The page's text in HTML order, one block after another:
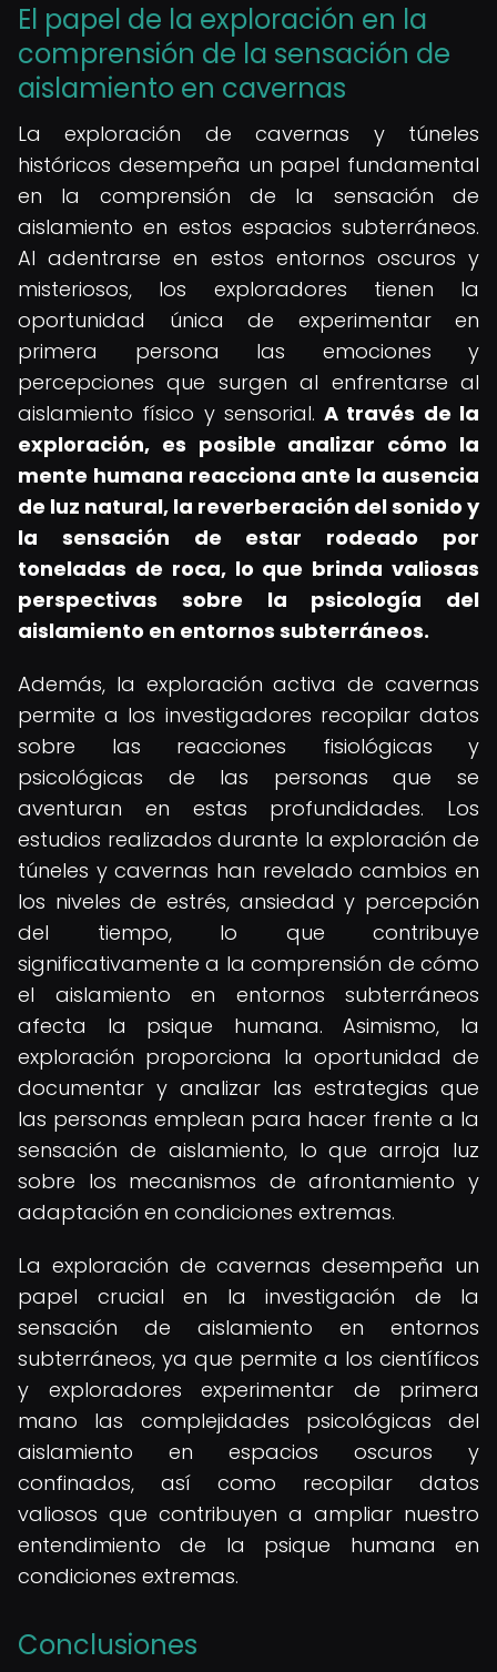
El papel de la exploración en la
comprensión de la sensación de
aislamiento en cavernas
La exploración de cavernas y túneles
históricos desempeña un papel fundamental
en la comprensión de la sensación de
aislamiento en estos espacios subterráneos.
Al adentrarse en estos entornos oscuros y
misteriosos, los exploradores tienen la
oportunidad única de experimentar en
primera persona las emociones y
percepciones que surgen al enfrentarse al
aislamiento físico y sensorial.A través de la
exploración, es posible analizar cómo la
mente humana reacciona ante la ausencia
de luz natural, la reverberación del sonido y
la sensación de estar rodeado por
toneladas de roca, lo que brinda valiosas
perspectivas sobre la psicología del
aislamiento en entornos subterráneos.
Además, la exploración activa de cavernas
permite a los investigadores recopilar datos
sobre las reacciones fisiológicas y
psicológicas de las personas que se
aventuran en estas profundidades. Los
estudios realizados durante la exploración de
túneles y cavernas han revelado cambios en
los niveles de estrés, ansiedad y percepción
del tiempo, lo que contribuye
significativamente a la comprensión de cómo
el aislamiento en entornos subterráneos
afecta la psique humana. Asimismo, la
exploración proporciona la oportunidad de
documentar y analizar las estrategias que
las personas emplean para hacer frente a la
sensación de aislamiento, lo que arroja luz
sobre los mecanismos de afrontamiento y
adaptación en condiciones extremas.
La exploración de cavernas desempeña un
papel crucial en la investigación de la
sensación de aislamiento en entornos
subterráneos, ya que permite a los científicos
y exploradores experimentar de primera
mano las complejidades psicológicas del
aislamiento en espacios oscuros y
confinados, así como recopilar datos
valiosos que contribuyen a ampliar nuestro
entendimiento de la psique humana en
condiciones extremas.
Conclusiones